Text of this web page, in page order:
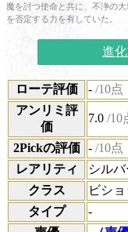
魔を討つ使命と共に、不浄の
を否定する力を有していた。
進
ローテ評価 - /10点
アンリミ評
価
7.0 /10
2Pickの評価 - /10点
レアリティ
シルバ
クラス
ビシ
タイプ
-